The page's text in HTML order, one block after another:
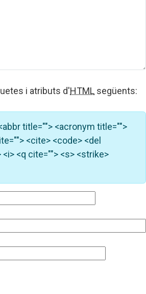
i atributs d'HTML següents:
title=""> <acronym title="">
<cite> <code> <del
<q cite=""> <s> <strike>